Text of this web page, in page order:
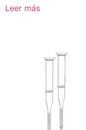
Leer más